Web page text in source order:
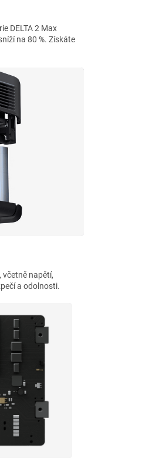
DELTA 2 Max
na 80 %. Získáte
napětí,
a odolnosti.